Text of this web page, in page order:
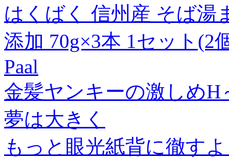
はくばく 信州産 そば湯
添加 70g×3本 1セット(2
Paal
金髪ヤンキーの激しめ
夢は大きく
もっと眼光紙背に徹す